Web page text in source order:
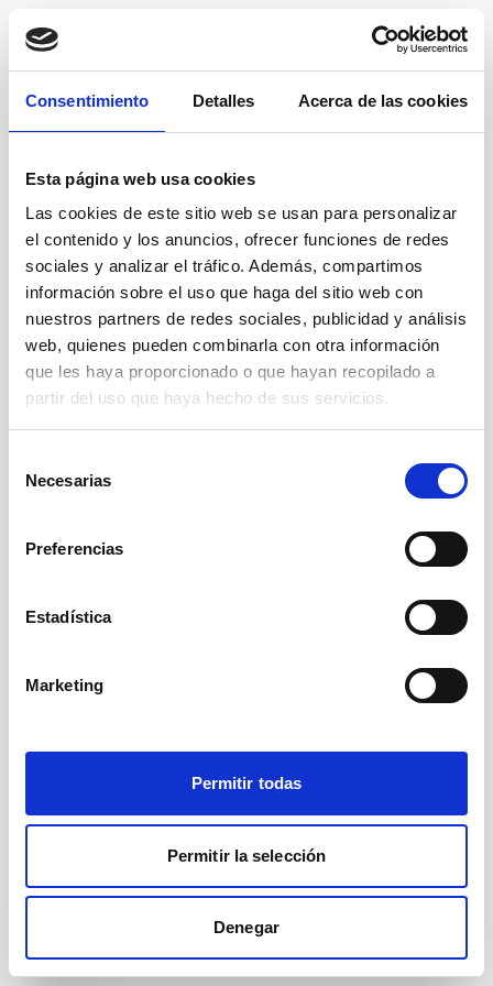
Consentimiento Detalles Acerca de las cookies
Esta página web usa cookies
Las cookies de este sitio web se usan para personalizar
el contenido y los anuncios, ofrecer funciones de redes
sociales y analizar el tráfico. Además, compartimos
información sobre el uso que haga del sitio web con
nuestros partners de redes sociales, publicidad y análisis
web, quienes pueden combinarla con otra información
que les haya proporcionado o que hayan recopilado a
partir del uso que haya hecho de sus servicios.
Necesarias
Preferencias
Estadística
Marketing
Permitir todas
Permitir la selección
Denegar
404
Página no encontrada
La ruta /curso/tutorizacion-en-teleformacion/
no